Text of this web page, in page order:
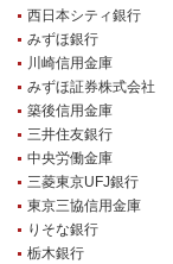
西日本シティ銀行
みずほ銀行
川崎信用金庫
みずほ証券株式会社
築後信用金庫
三井住友銀行
中央労働金庫
三菱東京UFJ銀行
東京三協信用金庫
りそな銀行
栃木銀行